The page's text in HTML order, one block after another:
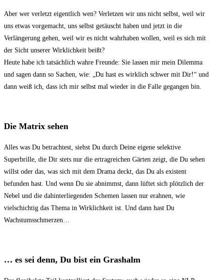
Aber wer verletzt eigentlich wen? Verletzen wir uns nicht selbst, weil wir
uns etwas vorgemacht, uns selbst getäuscht haben und jetzt in die
Verlängerung gehen, weil wir es nicht wahrhaben wollen, weil es sich mit
der Sicht unserer Wirklichkeit beißt?
Heute habe ich tatsächlich wahre Freunde: Sie lassen mir mein Dilemma
und sagen dann so Sachen, wie: „Du hast es wirklich schwer mit Dir!“ und
dann weiß ich, dass ich mir selbst mal wieder in die Falle gegangen bin.
Die Matrix sehen
Alles was Du betrachtest, siehst Du durch Deine eigene selektive
Superbrille, die Dir stets nur die ertragreichen Gärten zeigt, die Du sehen
willst oder das, was sich mit dem Drama deckt, das Du als existent
befunden hast. Und wenn Du sie abnimmst, dann lüftet sich plötzlich der
Nebel und die dahinterliegenden Schemen lassen nur erahnen, wie
vielschichtig das Thema in Wirklichkeit ist. Und dann hast Du
Wachstumsschmerzen…
… es sei denn, Du bist ein Grashalm